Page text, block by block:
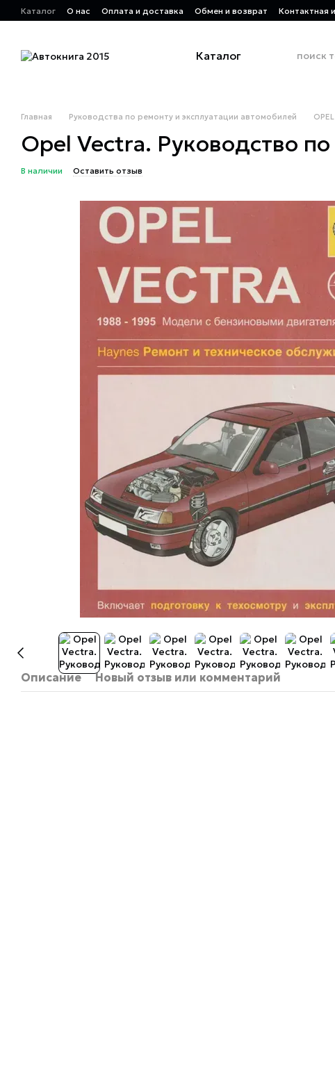
Перейти к основному контенту
Каталог О нас Оплата и доставка Обмен и возврат Контактная
Каталог
Главная Руководства по ремонту и эксплуатации автомобилей OPEL
Opel Vectra. Руководство
В наличии Оставить отзыв
Описание Новый отзыв или комментарий